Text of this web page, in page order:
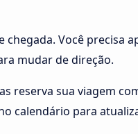
Você precisa
mudar de direção.
reserva sua viagem
calendário para